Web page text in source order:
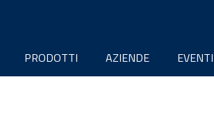
PRODOTTI AZIENDE EVENTI